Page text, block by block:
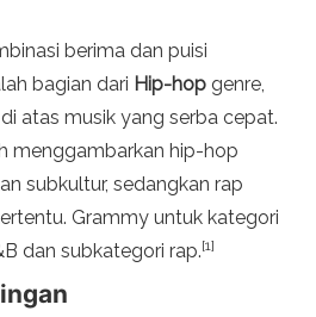
berima dan puisi
bagian dari Hip-hop genre,
atas musik yang serba cepat.
menggambarkan hip-hop
subkultur, sedangkan rap
Grammy untuk kategori
dan subkategori rap.[1]